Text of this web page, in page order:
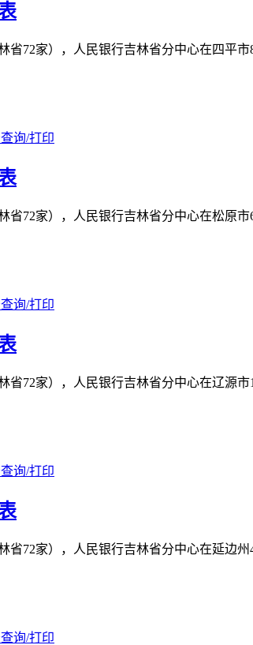
省72家），人民银行吉林省分中心在四平
询/打印
72家），人民银行吉林省分中心在松原
询/打印
72家），人民银行吉林省分中心在辽源
询/打印
省72家），人民银行吉林省分中心在延边
询/打印